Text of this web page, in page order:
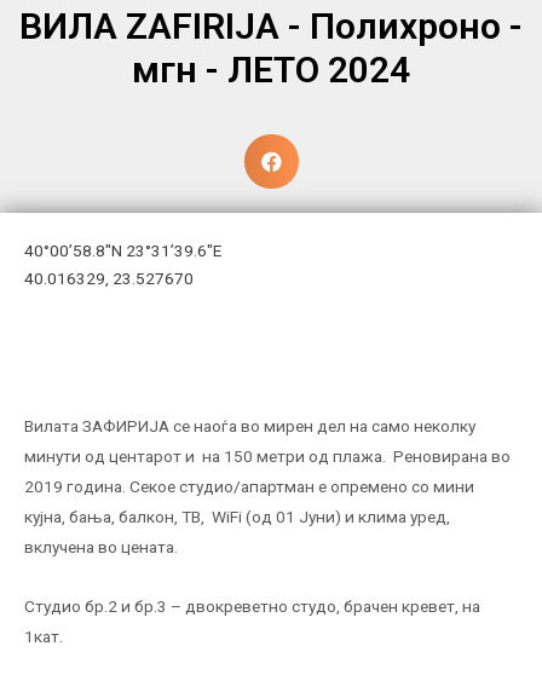
ВИЛА ZAFIRIJA - Полихроно -
мгн - ЛЕТО 2024
40°00’58.8″N 23°31’39.6″E
40.016329, 23.527670
Вилата ЗАФИРИЈА се наоѓа во мирен дел на само неколку
минути од центарот и на 150 метри од плажа. Реновирана во
2019 година. Секое студио/апартман е опремено со мини
кујна, бања, балкон, ТВ, WiFi (од 01 Јуни) и клима уред,
вклучена во цената.
Студио бр.2 и бр.3 – двокреветно студо, брачен кревет, на
1кат.